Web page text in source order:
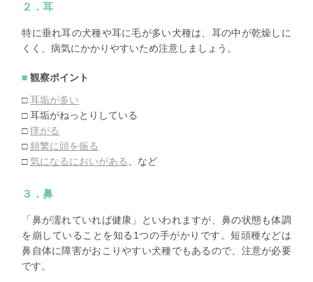
２．耳
特に垂れ耳の犬種や耳に毛が多い犬種は、耳の中が乾燥しに
くく、病気にかかりやすいため注意しましょう。
観察ポイント
□耳垢が多い
□ 耳垢がねっとりしている
□痒がる
□頻繁に頭を振る
□気になるにおいがある、など
３．鼻
「鼻が濡れていれば健康」といわれますが、鼻の状態も体調
を崩していることを知る1つの手がかりです。短頭種などは
鼻自体に障害がおこりやすい犬種でもあるので、注意が必要
です。